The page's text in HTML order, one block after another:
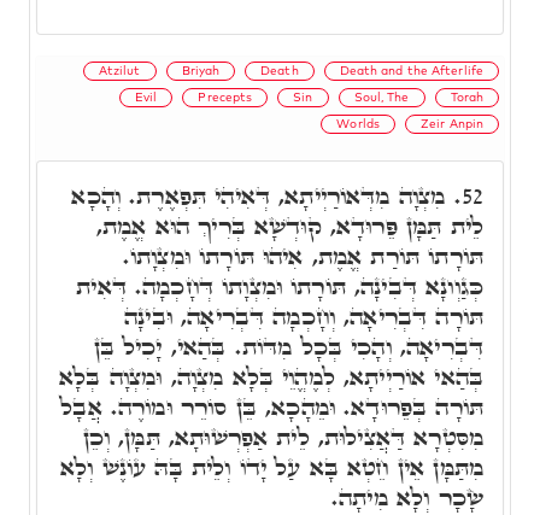
Atzilut Briyah Death Death and the Afterlife
Evil Precepts Sin Soul, The Torah
Worlds Zeir Anpin
52. מִצְוָה מִדְּאוֹרַיְיתָא, דְּאִיהִי תִּפְאֶרֶת. וְהָכָא
לֵית תַּמָּן פֵּרוּדָא, קוּדְשָׁא בְּרִיךְ הוּא אֱמֶת,
תּוֹרָתוֹ תּוֹרַת אֱמֶת, אִיהוּ תּוֹרָתוֹ וּמִצְוָתוֹ.
כְּגַוְונָא דְּבִינָה, תּוֹרָתוֹ וּמִצְוָתוֹ דְּחָכְמָה. דְּאִית
תּוֹרָה דִּבְרִיאָה, וְחָכְמָה דִּבְרִיאָה, וּבִינָה
דִּבְרִיאָה, וְהָכִי בְּכָל מִדּוֹת. בְּהַאי, יָכִיל בֵּן
בְּהַאי אוֹרַיְיתָא, לְמֶהֱוֵי בְּלָא מִצְוָה, וּמִצְוָה בְּלָא
תּוֹרָה בְּפֵרוּדָא. וּמֵהָכָא, בֵּן סוֹרֵר וּמוֹרֶה. אֲבָל
מִסִּטְרָא דַּאֲצִילוּת, לֵית אַפְרְשׁוּתָא, תַּמָּן, וְכֵן
מִתַּמָּן אֵין חֵטְא בָּא עַל יָדוֹ וְלֵית בָּהּ עוֹנֶשׁ וְלָא
שָׂכָר וְלָא מִיתָה.